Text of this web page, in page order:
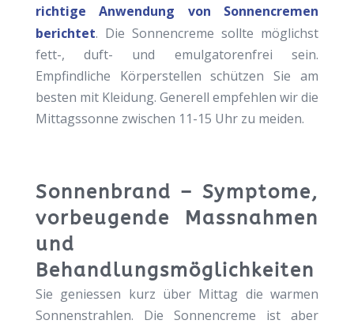
richtige Anwendung von Sonnencremen
berichtet. Die Sonnencreme sollte möglichst
fett-, duft- und emulgatorenfrei sein.
Empfindliche Körperstellen schützen Sie am
besten mit Kleidung. Generell empfehlen wir die
Mittagssonne zwischen 11-15 Uhr zu meiden.
Sonnenbrand – Symptome,
vorbeugende Massnahmen
und
Behandlungsmöglichkeiten
Sie geniessen kurz über Mittag die warmen
Sonnenstrahlen. Die Sonnencreme ist aber